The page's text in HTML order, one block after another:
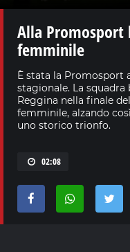
Alla Promosport
femminile
È stata la Promosport
stagionale. La
Reggina nella finale
femminile, alzando
uno storico trionfo.
02:08